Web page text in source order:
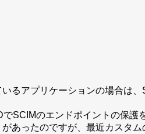
るアプリケーションの場合は
SCIMのエンドポイントの保護
あったのですが、最近カスタ